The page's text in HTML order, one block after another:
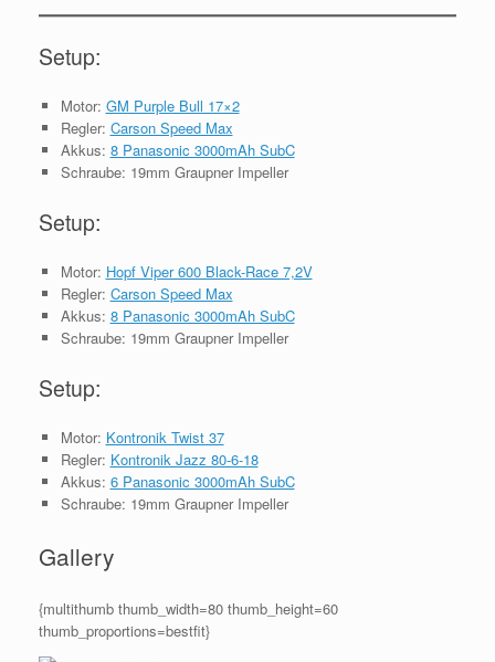
Setup:
Motor: GM Purple Bull 17×2
Regler: Carson Speed Max
Akkus: 8 Panasonic 3000mAh SubC
Schraube: 19mm Graupner Impeller
Setup:
Motor: Hopf Viper 600 Black-Race 7,2V
Regler: Carson Speed Max
Akkus: 8 Panasonic 3000mAh SubC
Schraube: 19mm Graupner Impeller
Setup:
Motor: Kontronik Twist 37
Regler: Kontronik Jazz 80-6-18
Akkus: 6 Panasonic 3000mAh SubC
Schraube: 19mm Graupner Impeller
Gallery
{multithumb thumb_width=80 thumb_height=60
thumb_proportions=bestfit}